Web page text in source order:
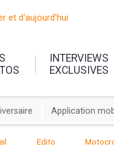
et d'aujourd'hui
INTERVIEWS
EXCLUSIVES
Application
Edito